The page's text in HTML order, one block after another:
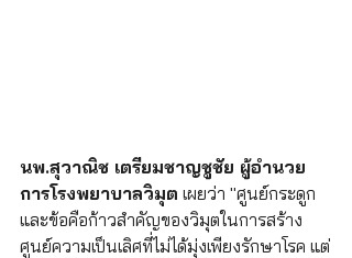
นพ.สุวาณิช เตรียมชาญชูชัย ผู้อำนวย
การโรงพยาบาลวิมุต เผยว่า "ศูนย์กระดูก
และข้อคือก้าวสำคัญของวิมุตในการสร้าง
ศูนย์ความเป็นเลิศที่ไม่ได้มุ่งเพียงรักษาโรค แต่